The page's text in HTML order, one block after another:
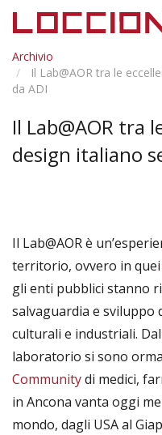
Archivio
Il Lab@AOR tra le
da ADI
Il Lab@AOR tra
design italiano
Il Lab@AOR è
territorio, ovvero in quei
gli enti pubblici stanno
salvaguardia e sviluppo
culturali e industriali.
laboratorio si sono
Communitydi medici,
in Ancona vanta oggi
mondo, dagli USA al